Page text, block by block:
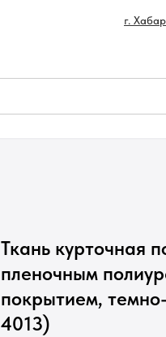
г.
Ткань курточная
пленочным
покрытием,
4013)